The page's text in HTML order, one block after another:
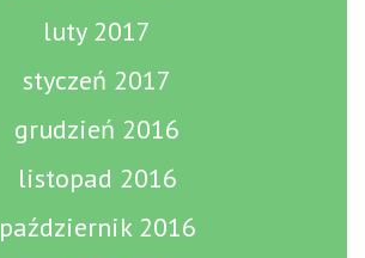
luty 2017
styczeń 2017
grudzień 2016
listopad 2016
październik 2016